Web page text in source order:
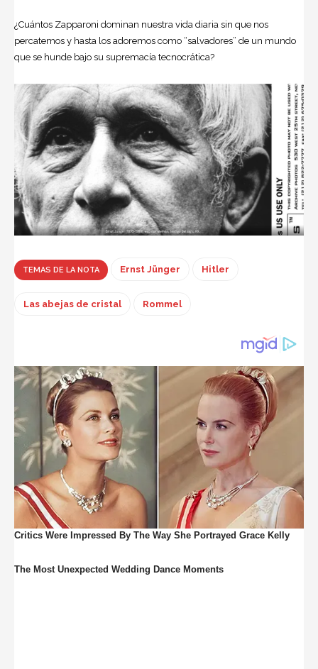
¿Cuántos Zapparoni dominan nuestra vida diaria sin que nos
percatemos y hasta los adoremos como “salvadores” de un mundo
que se hunde bajo su supremacía tecnocrática?
TEMAS DE LA NOTA Ernst Jünger Hitler
Las abejas de cristal Rommel